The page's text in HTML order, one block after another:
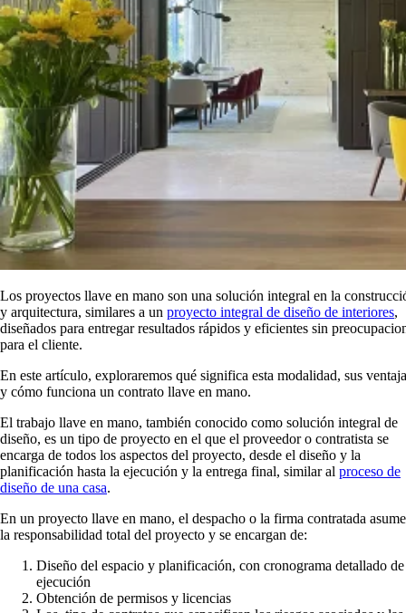
Los proyectos llave en mano son una solución integral en la
y arquitectura, similares a un proyecto integral de diseño de interiores,
diseñados para entregar resultados rápidos y eficientes sin
para el cliente.
En este artículo, exploraremos qué significa esta modalidad, sus
y cómo funciona un contrato llave en mano.
El trabajo llave en mano, también conocido como solución integral de
diseño, es un tipo de proyecto en el que el proveedor o contratista se
encarga de todos los aspectos del proyecto, desde el diseño y la
planificación hasta la ejecución y la entrega final, similar al proceso de
diseño de una casa.
En un proyecto llave en mano, el despacho o la firma contratada
la responsabilidad total del proyecto y se encargan de:
Diseño del espacio y planificación, con cronograma detallado de
ejecución
Obtención de permisos y licencias